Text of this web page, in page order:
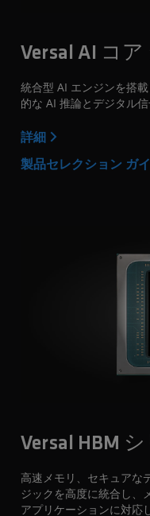
Versal AI コ
統合型 AI エンジンを搭
的な AI 推論とデジタル
詳細
製品セレクション ガ
Versal HBM
高速メモリ、セキュアな
ジックを高度に統合し、
アプリケーションに対応